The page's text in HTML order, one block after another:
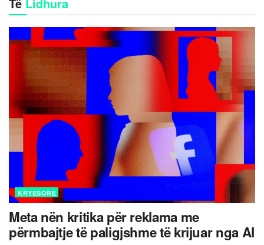
KRYESORE
Meta nën kritika për reklama me
përmbajtje të paligjshme të krijuar nga AI